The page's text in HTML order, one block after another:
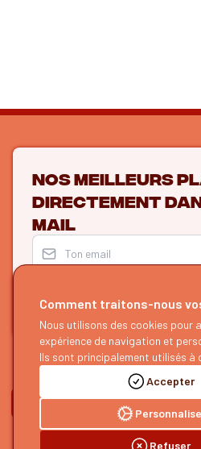
Nos meilleurs
directement
mail
carbone
Toutes les 2 semaines 1 clic pour
HOURRAIL !
Accepter
Refuser
Comment traitons-nous
Nous utilisons des cookies pour
expérience de navigation et
Ils sont principalement utilisés